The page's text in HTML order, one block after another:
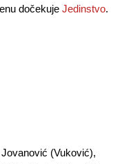
dočekuje Jedinstvo.
(Vuković),